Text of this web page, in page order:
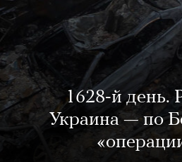
1628-й день.
Украина — по